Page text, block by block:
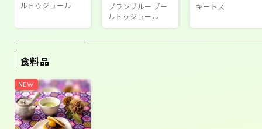
ルトゥジュール
ブランブルー プー
ルトゥジュール
品☆
キートス
食料品